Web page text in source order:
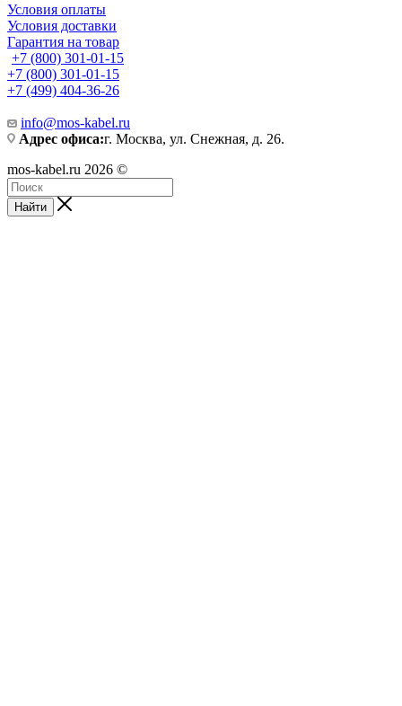
Условия оплаты
Условия доставки
Гарантия на товар
+7 (800) 301-01-15
+7 (800) 301-01-15
+7 (499) 404-36-26
info@mos-kabel.ru
Адрес офиса:г. Москва, ул. Снежная, д. 26.
mos-kabel.ru 2026 ©
Найти